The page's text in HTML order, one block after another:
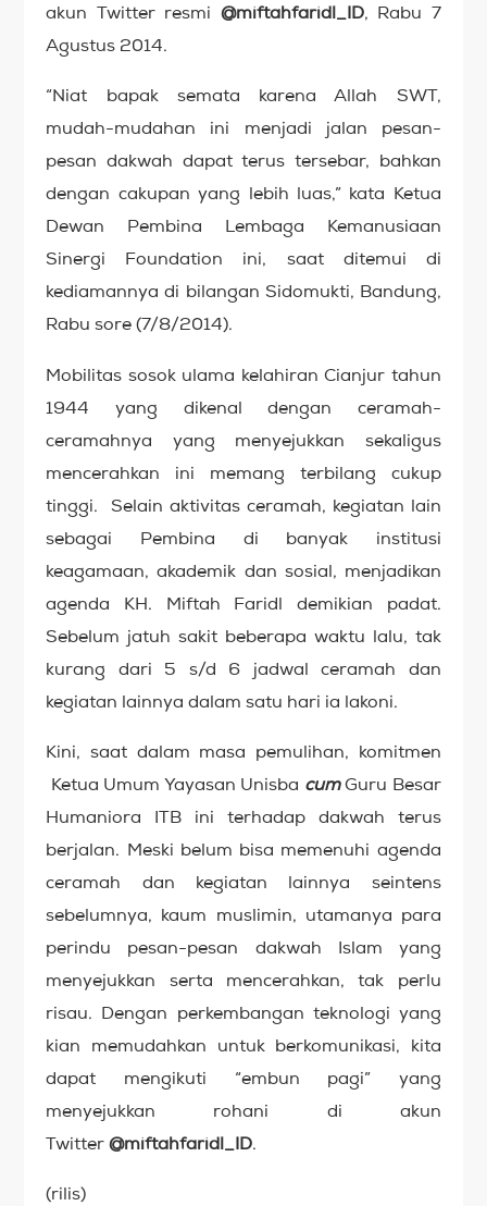
akun Twitter resmi @miftahfaridl_ID, Rabu 7
Agustus 2014.
“Niat bapak semata karena Allah SWT,
mudah-mudahan ini menjadi jalan pesan-
pesan dakwah dapat terus tersebar, bahkan
dengan cakupan yang lebih luas,” kata Ketua
Dewan Pembina Lembaga Kemanusiaan
Sinergi Foundation ini, saat ditemui di
kediamannya di bilangan Sidomukti, Bandung,
Rabu sore (7/8/2014).
Mobilitas sosok ulama kelahiran Cianjur tahun
1944 yang dikenal dengan ceramah-
ceramahnya yang menyejukkan sekaligus
mencerahkan ini memang terbilang cukup
tinggi. Selain aktivitas ceramah, kegiatan lain
sebagai Pembina di banyak institusi
keagamaan, akademik dan sosial, menjadikan
agenda KH. Miftah Faridl demikian padat.
Sebelum jatuh sakit beberapa waktu lalu, tak
kurang dari 5 s/d 6 jadwal ceramah dan
kegiatan lainnya dalam satu hari ia lakoni.
Kini, saat dalam masa pemulihan, komitmen
Ketua Umum Yayasan Unisba cumGuru Besar
Humaniora ITB ini terhadap dakwah terus
berjalan. Meski belum bisa memenuhi agenda
ceramah dan kegiatan lainnya seintens
sebelumnya, kaum muslimin, utamanya para
perindu pesan-pesan dakwah Islam yang
menyejukkan serta mencerahkan, tak perlu
risau. Dengan perkembangan teknologi yang
kian memudahkan untuk berkomunikasi, kita
dapat mengikuti “embun pagi” yang
menyejukkan rohani di akun
Twitter@miftahfaridl_ID.
(rilis)